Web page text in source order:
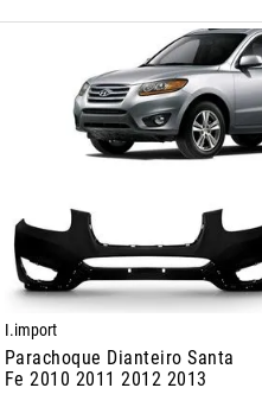
I.import
Parachoque Dianteiro Santa
Fe 2010 2011 2012 2013